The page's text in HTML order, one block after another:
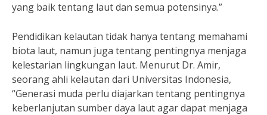
yang baik tentang laut dan semua potensinya.”
Pendidikan kelautan tidak hanya tentang memahami
biota laut, namun juga tentang pentingnya menjaga
kelestarian lingkungan laut. Menurut Dr. Amir,
seorang ahli kelautan dari Universitas Indonesia,
“Generasi muda perlu diajarkan tentang pentingnya
keberlanjutan sumber daya laut agar dapat menjaga